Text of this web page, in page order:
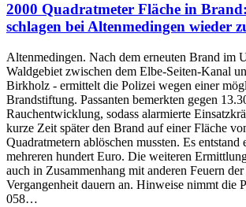
2000 Quadratmeter Fläche in
schlagen bei Altenmedingen wieder
Altenmedingen. Nach dem erneuten Brand im
Waldgebiet zwischen dem Elbe-Seiten-Kanal
Birkholz - ermittelt die Polizei wegen einer
Brandstiftung. Passanten bemerkten gegen
Rauchentwicklung, sodass alarmierte
kurze Zeit später den Brand auf einer Fläche
Quadratmetern ablöschen mussten. Es entstand
mehreren hundert Euro. Die weiteren
auch in Zusammenhang mit anderen Feuern
Vergangenheit dauern an. Hinweise nimmt die
058…